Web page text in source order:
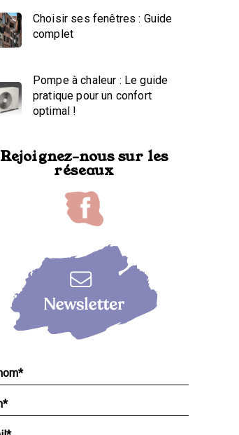
Choisir ses fenêtres : Guide
complet
Pompe à chaleur : Le guide
pratique pour un confort
optimal !
Rejoignez-nous sur les
réseaux